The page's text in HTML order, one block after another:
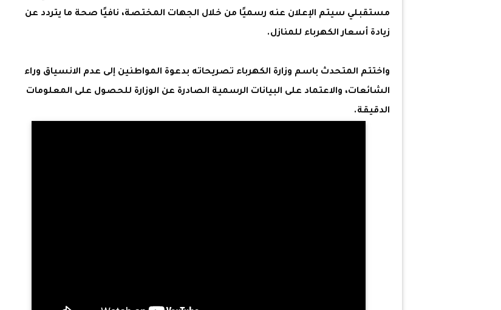
مستقبلي سيتم الإعلان عنه رسميًا من خلال الجهات المختصة، نافيًا صحة ما يتردد عن
زيادة أسعار الكهرباء للمنازل.
واختتم المتحدث باسم وزارة الكهرباء تصريحاته بدعوة المواطنين إلى عدم الانسياق وراء
الشائعات، والاعتماد على البيانات الرسمية الصادرة عن الوزارة للحصول على المعلومات
الدقيقة.